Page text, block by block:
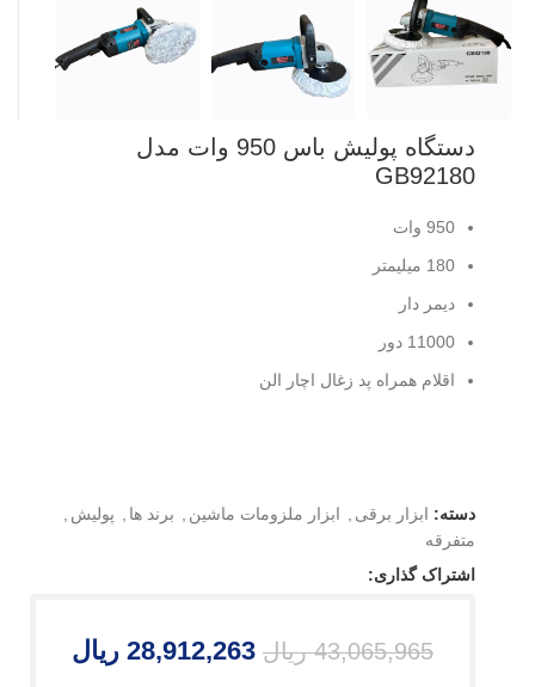
دستگاه پولیش باس 950 وات مدل
GB92180
950 وات
180 میلیمتر
دیمر دار
11000 دور
اقلام همراه پد زغال اچار الن
دسته: ابزار برقی ابزار ملزومات ماشین برند ها پولیش
متفرقه
اشتراک گذاری:
43,065,965 ریال 28,912,263 ریال